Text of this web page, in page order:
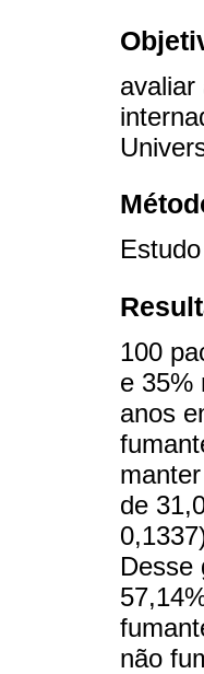
100
e 35%
anos
de
Desse
não